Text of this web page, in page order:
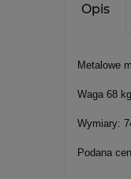
Opis
Metalowe
Waga 68 kg.
Wymiary:
Podana